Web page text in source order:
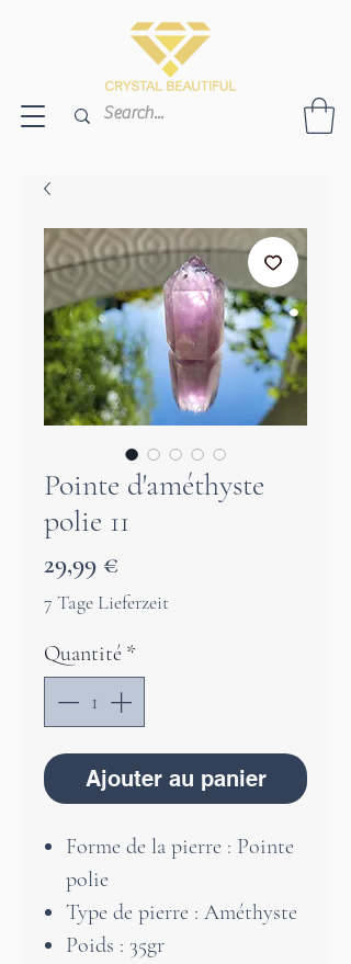
Pointe d'améthyste
polie 11
29,99 €
7 Tage Lieferzeit
Quantité *
Ajouter au panier
Forme de la pierre : Pointe
polie
Type de pierre : Améthyste
Poids : 35gr